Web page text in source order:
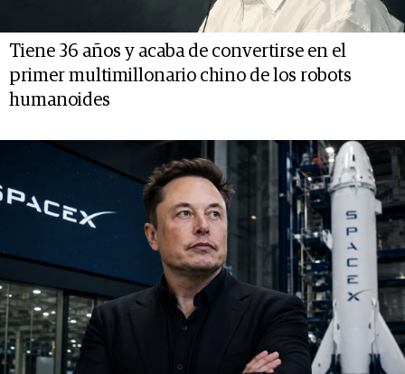
Tiene 36 años y acaba de convertirse en el
primer multimillonario chino de los robots
humanoides